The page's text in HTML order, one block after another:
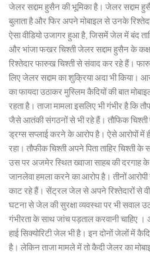
जेलर सद्दाम हुसैन की भूमिका है। जेलर सद्दाम
बुलाता है और फिर अपने मोबाइल से उनके
ऐसा वीडियो उजागर हुआ है, जिसमें जेल में बंद
और भांजा फखर चिश्ती जेलर सद्दाम हुसैन के
रिश्तेदार फारुख चिश्ती से संवाद कर रहे हैं।
लिए जेलर सद्दाम का शुक्रिया अदा भी किया।
का फायदा उठाकर मुस्लिम कैदियों की बात
रहता है। ताजा मामला इसलिए भी गंभीर है कि
जैसे आतंकी संगठनों से भी रहे हैं। तौफिक
ड्रग्स सप्लाई करने के आरोप है। ऐसे आरोपों में
रहा। तौफीक चिश्ती अपने पिता ताहिर
उस पर अजमेर स्थित ख्वाजा साहब की दरगाह के
जानलेवा हमला करने का आरोप है। तीनों
काट रहे हैं। सेंट्रल जेल से अपने रिश्तेदारों से
घटना से जेल की सुरक्षा व्यवस्था पर भी सवाल
गंभीरता के साथ जांच पड़ताल करवानी
हाई सिक्योरिटी जेल भी है। इन दोनों जेलों में
है। लेकिन ताजा मामले में तो कैदी जेलर का